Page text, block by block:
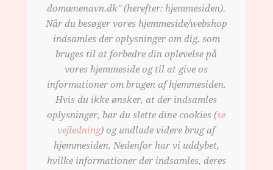
domænenavn.dk" (herefter: hjemmesiden).
Når du besøger vores hjemmeside/webshop
indsamles der oplysninger om dig, som
bruges til at forbedre din oplevelse på
vores hjemmeside og til at give os
informationer om brugen af hjemmesiden.
Hvis du ikke ønsker, at der indsamles
oplysninger, bør du slette dine cookies (se
vejledning) og undlade videre brug af
hjemmesiden. Nedenfor har vi uddybet,
hvilke informationer der indsamles, deres